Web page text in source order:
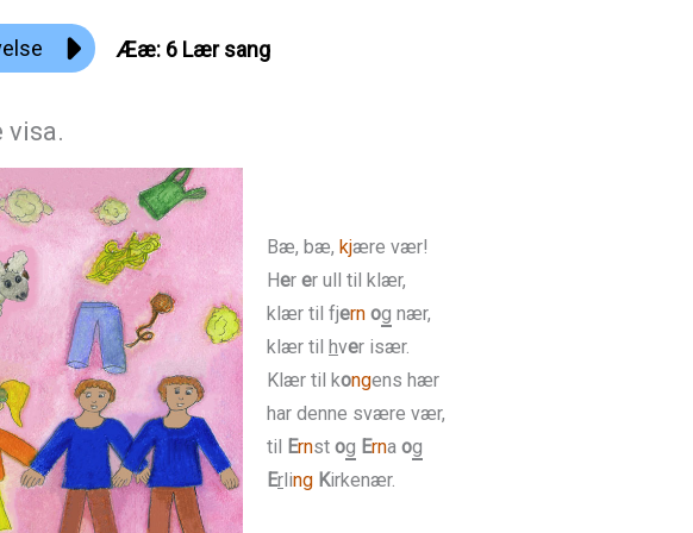
Ææ: 6 Lær sang
visa.
Bæ, bæ, kjære vær!
Her er ull til klær,
klær til fjern og nær,
klær til hver især.
Klær til kongens hær
har denne svære vær,
til
Ernst og Erna og
Er ling Kirkenær.